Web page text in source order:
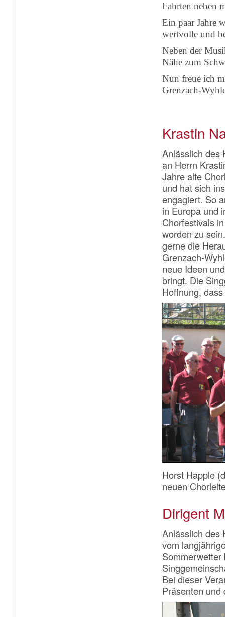
Fahrten neben
Ein paar Jahre
wertvolle und
Neben der
Nähe zum
Nun freue ich
Grenzach-
Krastin
Anlässlich des
an Herrn
Jahre alte
und hat sich
engagiert. So
in Europa und
Chorfestivals
worden zu
gerne die
Grenzach-
neue Ideen
bringt. Die
Hoffnung,
Horst Happle
neuen
Dirigent
Anlässlich des
vom
Bei dieser
Präsenten und